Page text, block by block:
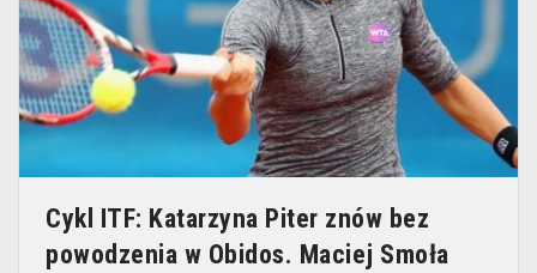
Cykl ITF: Katarzyna Piter znów bez
powodzenia w Obidos. Maciej Smoła